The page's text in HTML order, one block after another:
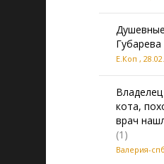
Губарева
Е.Коп ,
кота,
врач
(1)
Валерия-спб